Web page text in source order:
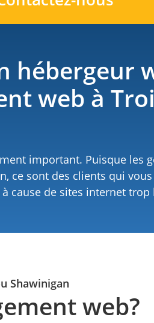
hébergeur
web à
important. Puisque les
ce sont des clients qui
cause de sites internet trop
Shawinigan
web?